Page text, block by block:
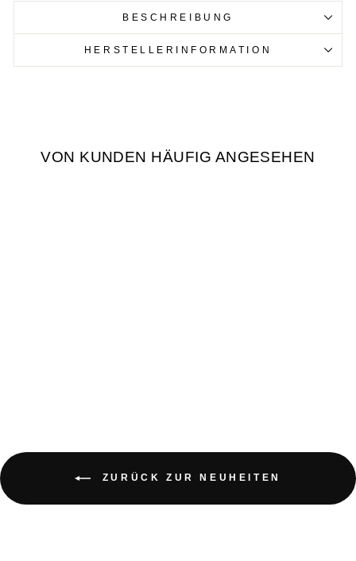
BESCHREIBUNG
HERSTELLERINFORMATION
VON KUNDEN HÄUFIG ANGESEHEN
ZURÜCK ZUR NEUHEITEN